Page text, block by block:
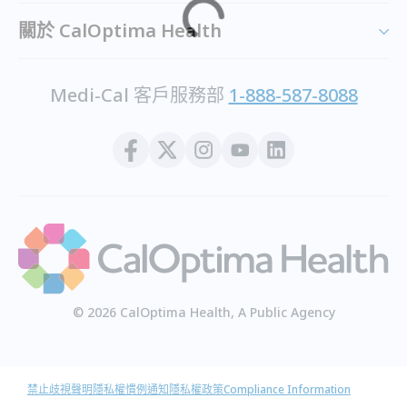
關於 CalOptima Health
Medi-Cal 客戶服務部 1-888-587-8088
© 2026 CalOptima Health, A Public Agency
禁止歧視聲明隱私權慣例通知隱私權政策Compliance Information